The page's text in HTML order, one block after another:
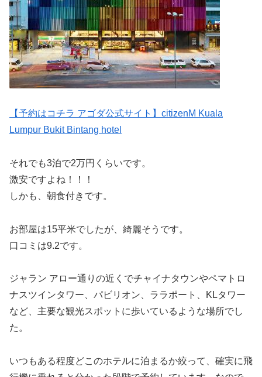
【予約はコチラ アゴダ公式サイト】citizenM Kuala
Lumpur Bukit Bintang hotel
それでも3泊で2万円くらいです。
激安ですよね！！！
しかも、朝食付きです。
お部屋は15平米でしたが、綺麗そうです。
口コミは9.2です。
ジャラン アロー通りの近くでチャイナタウンやペマトロ
ナスツインタワー、パビリオン、ララポート、KLタワー
など、主要な観光スポットに歩いているような場所でし
た。
いつもある程度どこのホテルに泊まるか絞って、確実に飛